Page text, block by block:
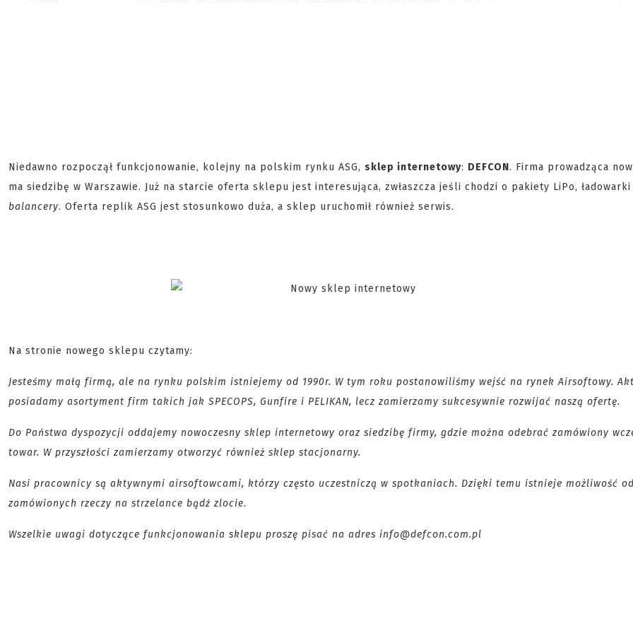
Niedawno rozpoczął funkcjonowanie, kolejny na polskim rynku ASG, sklep internetowy: DEFCON. Firma prowadząca
ma siedzibę w Warszawie. Już na starcie oferta sklepu jest interesująca, zwłaszcza jeśli chodzi o pakiety LiPo, ładowarki
balancery. Oferta replik ASG jest stosunkowo duża, a sklep uruchomił również serwis.
Na stronie nowego sklepu czytamy:
Jesteśmy małą firmą, ale na rynku polskim istniejemy od 1990r. W tym roku postanowiliśmy wejść na rynek Airsoftowy.
posiadamy asortyment firm takich jak SPECOPS, Gunfire i PELIKAN, lecz zamierzamy sukcesywnie rozwijać naszą ofertę.
Do Państwa dyspozycji oddajemy nowoczesny sklep internetowy oraz siedzibę firmy, gdzie można odebrać zamówiony
towar. W przyszłości zamierzamy otworzyć również sklep stacjonarny.
Nasi pracownicy są aktywnymi airsoftowcami, którzy często uczestniczą w spotkaniach. Dzięki temu istnieje możliwość
zamówionych rzeczy na strzelance bądź zlocie.
Wszelkie uwagi dotyczące funkcjonowania sklepu proszę pisać na adres info@defcon.com.pl